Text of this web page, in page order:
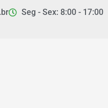
Seg - Sex: 8:00 - 17:00